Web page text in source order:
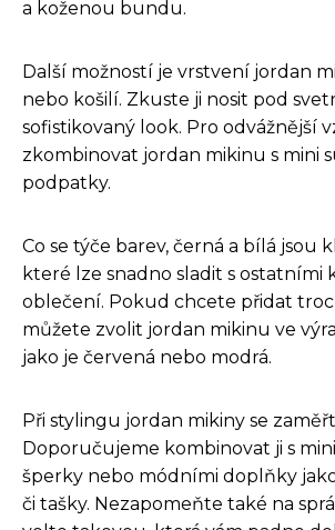
a koženou bundu.
Další možností je vrstvení jordan
nebo košilí. Zkuste ji nosit pod
sofistikovaný look. Pro odvážnější
zkombinovat jordan mikinu s mini
podpatky.
Co se týče barev, černá a bílá jsou
které lze snadno sladit s ostatními
oblečení. Pokud chcete přidat
můžete zvolit jordan mikinu ve
jako je červená nebo modrá.
Při stylingu jordan mikiny se
Doporučujeme kombinovat ji s
šperky nebo módními doplňky
či tašky. Nezapomeňte také na